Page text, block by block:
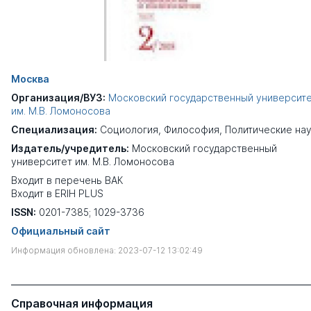
Москва
Организация/ВУЗ: Московский государственный
им. М.В. Ломоносова
Специализация: Социология Философия Политические
Издатель/учредитель: Московский государственный
университет им. М.В. Ломоносова
Входит в перечень ВАК
Входит в ERIH PLUS
ISSN: 0201-7385; 1029-3736
Официальный сайт
Информация обновлена: 2023-07-12 13:02:49
Справочная информация